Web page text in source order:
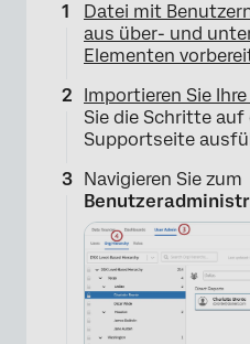
Datei mit
aus über- und
Elementen
Importieren Sie
Sie die Schritte
Supportseite
Navigieren Sie zum